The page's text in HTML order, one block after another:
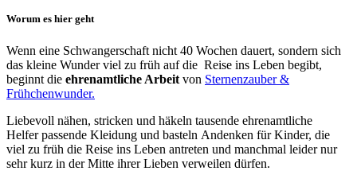
Worum es hier geht
Wenn eine Schwangerschaft nicht 40 Wochen dauert, sondern sich
das kleine Wunder viel zu früh auf die Reise ins Leben begibt,
beginnt die ehrenamtliche Arbeit von Sternenzauber &
Frühchenwunder.
Liebevoll nähen, stricken und häkeln tausende ehrenamtliche
Helfer passende Kleidung und basteln Andenken für Kinder, die
viel zu früh die Reise ins Leben antreten und manchmal leider nur
sehr kurz in der Mitte ihrer Lieben verweilen dürfen.